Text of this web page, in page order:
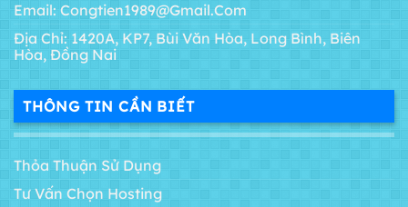
Email: Congtien1989@gmail.com
Địa Chỉ: 1420A, KP7, Bùi Văn Hòa, Long Bình, Biên
Hòa, Đồng Nai
THÔNG TIN CẦN BIẾT
Thỏa Thuận Sử Dụng
Tư Vấn Chọn Hosting